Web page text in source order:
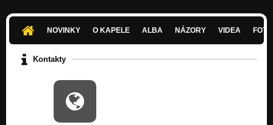
GATE Crasher - Gilotinou (Bitterfly, 2012)
Bitterfly
GATE Crasher - Absolutely Clear (Chocolate Rabbit 2006)
Chocolate Rabbit
NOVINKY O KAPELE ALBA NÁZORY VIDEA
Kontakty